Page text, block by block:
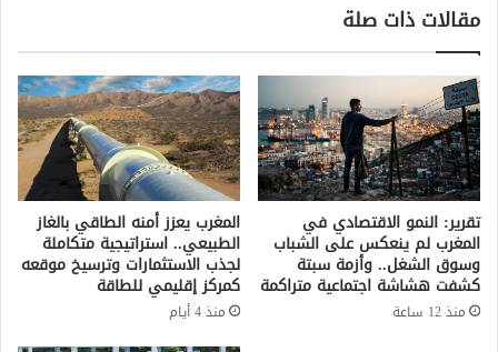
ل
ل
م
ر
ا
ج
ع
ة
م
د
و
ن
أ
ع
ل
ى
ي
و
ا
ف
ق
ع
ل
ى
أ
غ
مقالات ذات صلة
تقرير: النمو الاقتصادي في
المغرب لم ينعكس على الشباب
وسوق الشغل.. وأزمة سبتة
كشفت هشاشة اجتماعية متراكمة
منذ 12 ساعة
المغرب يعزز أمنه الطاقي بالغاز
الطبيعي.. استراتيجية متكاملة
لجذب الاستثمارات وترسيخ موقعه
كمركز إقليمي للطاقة
منذ 4 أيام